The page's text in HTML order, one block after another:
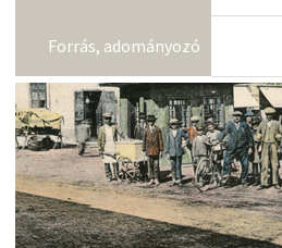
Forrás, adományozó